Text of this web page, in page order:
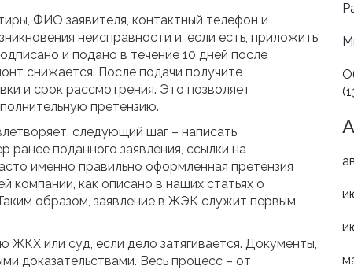
ФИО заявителя, контактный телефон и
неисправности и, если есть, приложить
и подано в течение 10 дней после
снижается. После подачи получите
и срок рассмотрения. Это позволяет
претензию.
следующий шаг – написать
поданного заявления, ссылки на
именно правильно оформленная претензия
компании, как описано в наших статьях о
образом, заявление в ЖЭК служит первым
или суд, если дело затягивается. Документы,
доказательствами. Весь процесс – от